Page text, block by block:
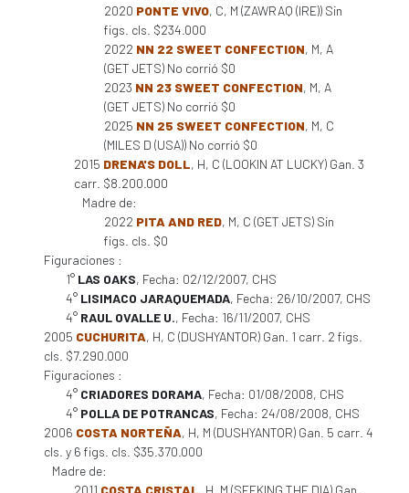
2020 PONTE VIVO, C, M (ZAWRAQ (IRE)) Sin
figs. cls. $234.000
2022 NN 22 SWEET CONFECTION, M, A
(GET JETS) No corrió $0
2023 NN 23 SWEET CONFECTION, M, A
(GET JETS) No corrió $0
2025 NN 25 SWEET CONFECTION, M, C
(MILES D (USA)) No corrió $0
2015 DRENA'S DOLL, H, C (LOOKIN AT LUCKY) Gan. 3
carr. $8.200.000
Madre de:
2022 PITA AND RED, M, C (GET JETS) Sin
figs. cls. $0
Figuraciones :
1° LAS OAKS, Fecha: 02/12/2007, CHS
4° LISIMACO JARAQUEMADA, Fecha: 26/10/2007, CHS
4° RAUL OVALLE U., Fecha: 16/11/2007, CHS
2005 CUCHURITA, H, C (DUSHYANTOR) Gan. 1 carr. 2 figs.
cls. $7.290.000
Figuraciones :
4° CRIADORES DORAMA, Fecha: 01/08/2008, CHS
4° POLLA DE POTRANCAS, Fecha: 24/08/2008, CHS
2006 COSTA NORTEÑA, H, M (DUSHYANTOR) Gan. 5 carr. 4
cls. y 6 figs. cls. $35.370.000
Madre de:
2011 COSTA CRISTAL, H, M (SEEKING THE DIA) Gan.